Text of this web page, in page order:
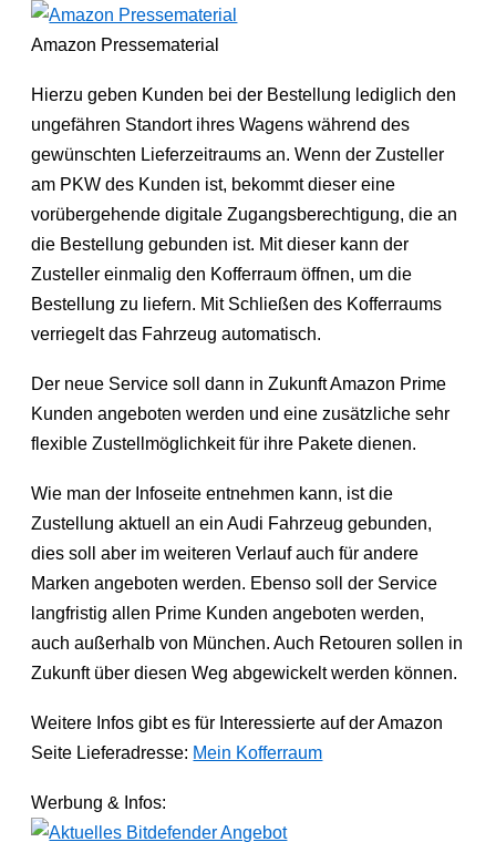
Amazon Pressematerial
Hierzu geben Kunden bei der Bestellung lediglich den
ungefähren Standort ihres Wagens während des
gewünschten Lieferzeitraums an. Wenn der Zusteller
am PKW des Kunden ist, bekommt dieser eine
vorübergehende digitale Zugangsberechtigung, die an
die Bestellung gebunden ist. Mit dieser kann der
Zusteller einmalig den Kofferraum öffnen, um die
Bestellung zu liefern. Mit Schließen des Kofferraums
verriegelt das Fahrzeug automatisch.
Der neue Service soll dann in Zukunft Amazon Prime
Kunden angeboten werden und eine zusätzliche sehr
flexible Zustellmöglichkeit für ihre Pakete dienen.
Wie man der Infoseite entnehmen kann, ist die
Zustellung aktuell an ein Audi Fahrzeug gebunden,
dies soll aber im weiteren Verlauf auch für andere
Marken angeboten werden. Ebenso soll der Service
langfristig allen Prime Kunden angeboten werden,
auch außerhalb von München. Auch Retouren sollen in
Zukunft über diesen Weg abgewickelt werden können.
Weitere Infos gibt es für Interessierte auf der Amazon
Seite Lieferadresse: Mein Kofferraum
Werbung & Infos: